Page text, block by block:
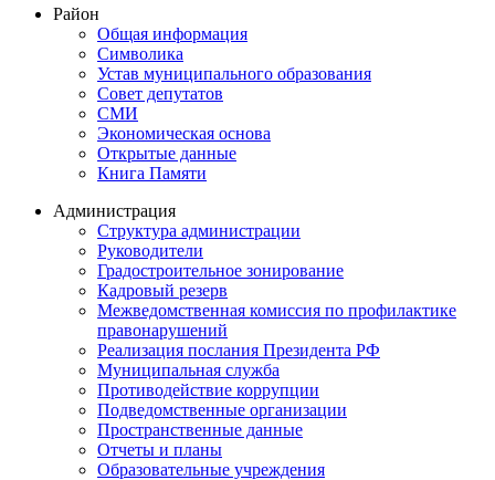
Район
Общая информация
Символика
Устав муниципального образования
Совет депутатов
СМИ
Экономическая основа
Открытые данные
Книга Памяти
Администрация
Структура администрации
Руководители
Градостроительное зонирование
Кадровый резерв
Межведомственная комиссия по профилактике
правонарушений
Реализация послания Президента РФ
Муниципальная служба
Противодействие коррупции
Подведомственные организации
Пространственные данные
Отчеты и планы
Образовательные учреждения